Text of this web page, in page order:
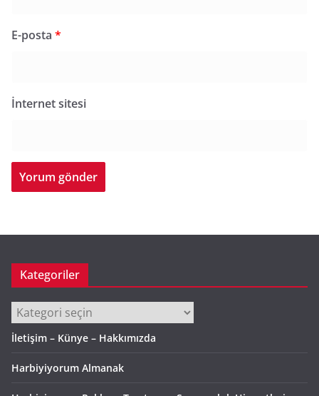
E-posta *
İnternet sitesi
Kategoriler
Kategoriler
İletişim – Künye – Hakkımızda
Harbiyiyorum Almanak